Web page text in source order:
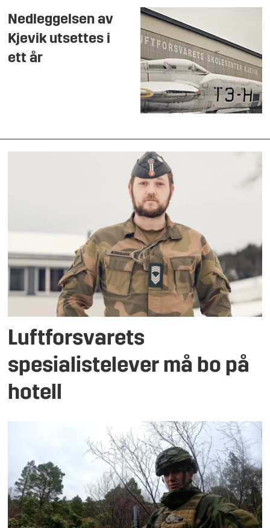
Nedleggelsen av
Kjevik utsettes i
ett år
Luftforsvarets
spesialistelever må bo på
hotell